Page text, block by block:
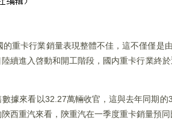
重卡行業銷量表現整體不佳，這不僅僅
續進入啓動和開工階段，國内重卡行業終
據來看以32.27萬輛收官，這與去年同期
西重汽來看，陝重汽在一季度重卡銷量預